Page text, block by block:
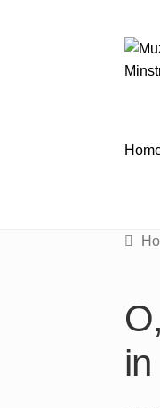
Ga
door
Ga
naar